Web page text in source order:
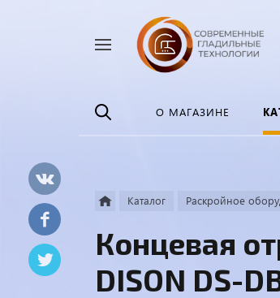
О МАГАЗИНЕ
Каталог Раскройное
Концевая
DISON DS-